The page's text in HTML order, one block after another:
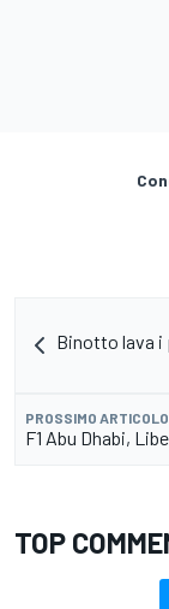
Binotto lava i
PROSSIMO ARTICOLO
F1 Abu Dhabi,
TOP